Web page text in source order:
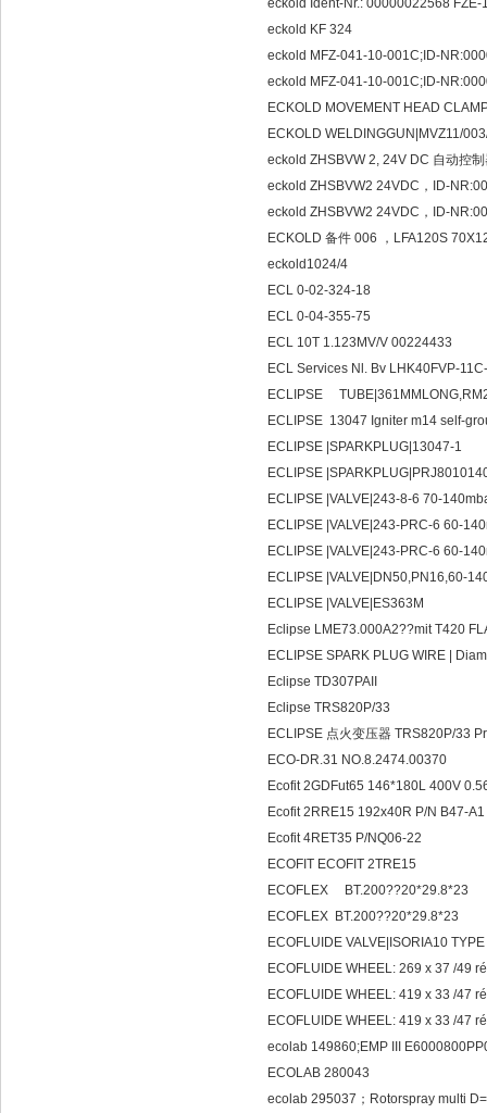
eckold Ident-Nr.: 00000022568
eckold KF 324
eckold MFZ-041-10-001C;ID-
eckold MFZ-041-10-001C;ID-
ECKOLD MOVEMENT HEAD
ECKOLD WELDINGGUN|MVZ11/
eckold ZHSBVW 2, 24V DC 自动控
eckold ZHSBVW2 24VDC，ID-
eckold ZHSBVW2 24VDC，ID-
ECKOLD 备件 006 ，LFA120S
eckold1024/4
ECL 0-02-324-18
ECL 0-04-355-75
ECL 10T 1.123MV/V 00224433
ECL Services Nl. Bv LHK40FVP-
ECLIPSE
ECLIPSE 13047 Igniter m14 self-
ECLIPSE |SPARKPLUG|13047-1
ECLIPSE
ECLIPSE |VALVE|243-8-6 70-
ECLIPSE |VALVE|243-PRC-6 60-
ECLIPSE |VALVE|243-PRC-6 60-
ECLIPSE |VALVE|DN50,PN16,60-
ECLIPSE |VALVE|ES363M
Eclipse LME73.000A2??mit T420
ECLIPSE SPARK PLUG WIRE |
Eclipse TD307PAII
Eclipse TRS820P/33
ECLIPSE 点火变压器 TRS820P/33
ECO-DR.31 NO.8.2474.00370
Ecofit 2GDFut65 146*180L 400V
Ecofit 2RRE15 192x40R P/N B47-
Ecofit 4RET35 P/NQ06-22
ECOFIT ECOFIT 2TRE15
ECOFLEX
ECOFLEX BT.200??20*29.8*23
ECOFLUIDE VALVE|ISORIA10
ECOFLUIDE WHEEL: 269 x 37 /49
ECOFLUIDE WHEEL: 419 x 33 /47
ECOFLUIDE WHEEL: 419 x 33 /47
ecolab 149860;EMP III
ECOLAB 280043
ecolab 295037；Rotorspray multi